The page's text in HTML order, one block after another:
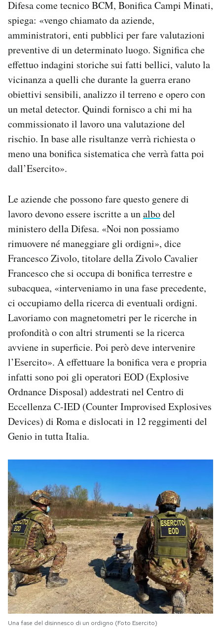
Difesa come tecnico BCM, Bonifica Campi Minati,
spiega: «vengo chiamato da aziende,
amministratori, enti pubblici per fare valutazioni
preventive di un determinato luogo. Significa che
effettuo indagini storiche sui fatti bellici, valuto la
vicinanza a quelli che durante la guerra erano
obiettivi sensibili, analizzo il terreno e opero con
un metal detector. Quindi fornisco a chi mi ha
commissionato il lavoro una valutazione del
rischio. In base alle risultanze verrà richiesta o
meno una bonifica sistematica che verrà fatta poi
dall’Esercito».
Le aziende che possono fare questo genere di
lavoro devono essere iscritte a unalbodel
ministero della Difesa. «Noi non possiamo
rimuovere né maneggiare gli ordigni», dice
Francesco Zivolo, titolare della Zivolo Cavalier
Francesco che si occupa di bonifica terrestre e
subacquea, «interveniamo in una fase precedente,
ci occupiamo della ricerca di eventuali ordigni.
Lavoriamo con magnetometri per le ricerche in
profondità o con altri strumenti se la ricerca
avviene in superficie. Poi però deve intervenire
l’Esercito». A effettuare la bonifica vera e propria
infatti sono poi gli operatori EOD (Explosive
Ordnance Disposal) addestrati nel Centro di
Eccellenza C-IED (Counter Improvised Explosives
Devices) di Roma e dislocati in 12 reggimenti del
Genio in tutta Italia.
Una fase del disinnesco di un ordigno (Foto Esercito)